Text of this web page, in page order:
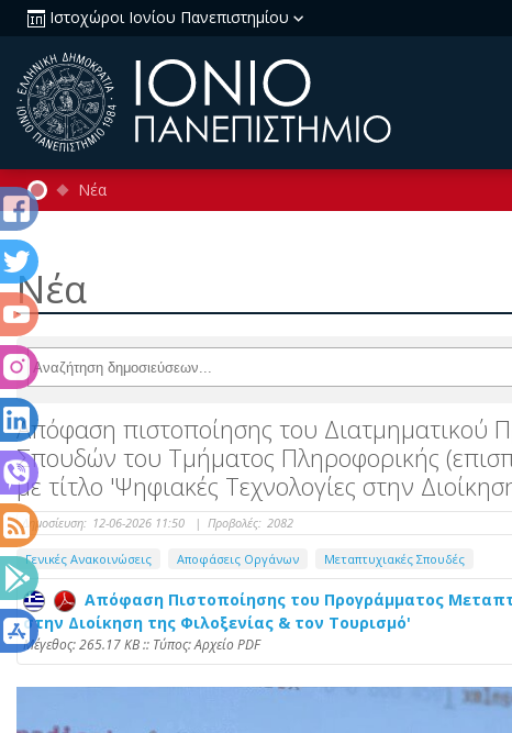
Ιστοχώροι Ιονίου Πανεπιστημίου
Νέα
Νέα
Απόφαση πιστοποίησης του Διατμηματικού
Σπουδών του Τμήματος Πληροφορικής
με τίτλο 'Ψηφιακές Τεχνολογίες στην
Δημοσίευση: 12-06-2026 11:50 | Προβολές: 2082
Γενικές Ανακοινώσεις Αποφάσεις Οργάνων Μεταπτυχιακές Σπουδές
Απόφαση Πιστοποίησης του Προγράμματος
στην Διοίκηση της Φιλοξενίας & τον Τουρισμό'
Mέγεθος: 265.17 KB :: Τύπος: Αρχείο PDF